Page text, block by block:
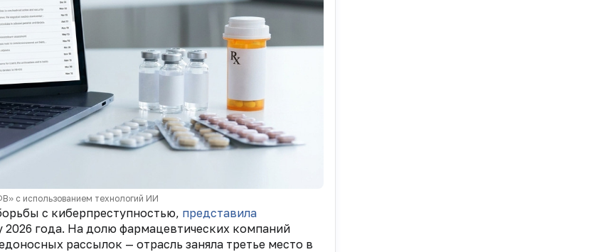
с использованием технологий ИИ
с киберпреступностью, представила
года. На долю фармацевтических компаний
рассылок — отрасль заняла третье место в